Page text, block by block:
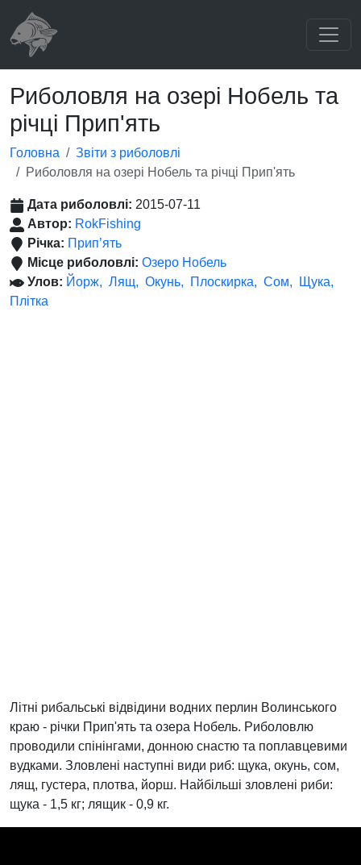
Риболовля на озері Нобель та
річці Прип'ять
Головна
Звіти з риболовлі
Риболовля на озері Нобель та річці Прип'ять
Дата риболовлі: 2015-07-11
Автор: RokFishing
Річка: Прип’ять
Місце риболовлі: Озеро Нобель
Улов: Йорж Лящ Окунь Плоскирка Сом
Щука
Плітка
Літні рибальські відвідини водних перлин Волинського
краю - річки Прип'ять та озера Нобель. Риболовлю
проводили спінінгами, донною снастю та поплавцевими
вудками. Зловлені наступні види риб: щука, окунь, сом,
лящ, густера, плотва, йорш. Найбільші зловлені риби:
щука - 1,5 кг; лящик - 0,9 кг.